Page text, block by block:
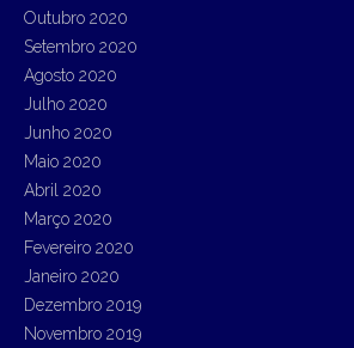
Outubro 2020
Setembro 2020
Agosto 2020
Julho 2020
Junho 2020
Maio 2020
Abril 2020
Março 2020
Fevereiro 2020
Janeiro 2020
Dezembro 2019
Novembro 2019